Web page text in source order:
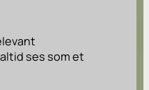
ses som et